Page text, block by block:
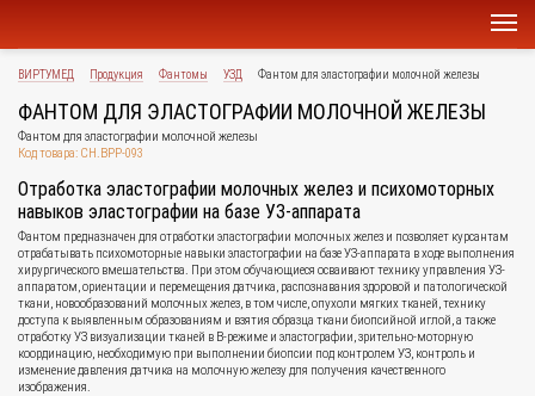
ВИРТУМЕД Продукция Фантомы УЗД Фантом для эластографии молочной железы
ФАНТОМ ДЛЯ ЭЛАСТОГРАФИИ МОЛОЧНОЙ ЖЕЛЕЗЫ
Фантом для эластографии молочной железы
Код товара: CH.BPP-093
Отработка эластографии молочных желез и психомоторных
навыков эластографии на базе УЗ-аппарата
Фантом предназначен для отработки эластографии молочных желез и позволяет курсантам
отрабатывать психомоторные навыки эластографии на базе УЗ-аппарата в ходе выполнения
хирургического вмешательства. При этом обучающиеся осваивают технику управления УЗ-
аппаратом, ориентации и перемещения датчика, распознавания здоровой и патологической
ткани, новообразований молочных желез, в том числе, опухоли мягких тканей, технику
доступа к выявленным образованиям и взятия образца ткани биопсийной иглой, а также
отработку УЗ визуализации тканей в В-режиме и эластографии, зрительно-моторную
координацию, необходимую при выполнении биопсии под контролем УЗ, контроль и
изменение давления датчика на молочную железу для получения качественного
изображения.